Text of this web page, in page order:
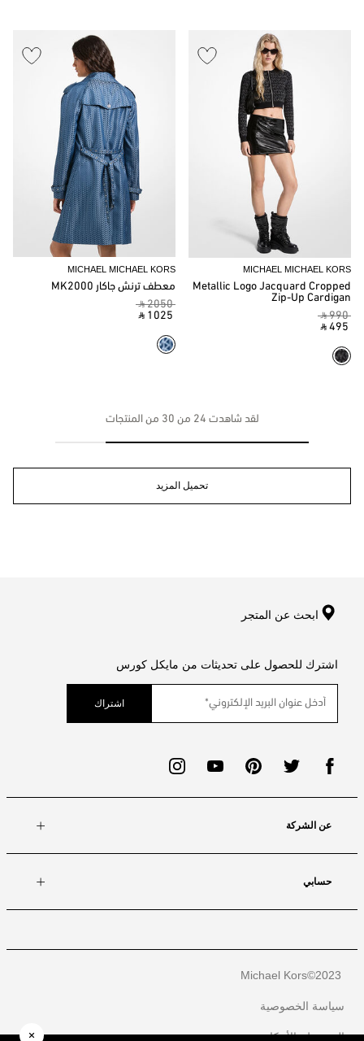
MICHAEL MICHAEL KORS
Metallic Logo Jacquard Cropped
Zip-Up Cardigan
‎ ⃁ 990 ‎
‎ ⃁ 495 ‎
MICHAEL MICHAEL KORS
معطف ترنش جاكار MK2000
‎ ⃁ 2050 ‎
‎ ⃁ 1025 ‎
لقد شاهدت 24 من 30 من المنتجات
تحميل المزيد
ابحث عن المتجر
اشترك للحصول على تحديثات من مايكل كورس
اشتراك
عن الشركة
حسابي
Michael Kors
سياسة الخصوصية
الشروط والأحكام